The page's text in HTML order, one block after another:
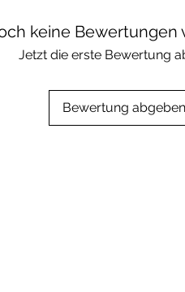
keine Bewertungen
Jetzt die erste Bewertung
Bewertung abgeben